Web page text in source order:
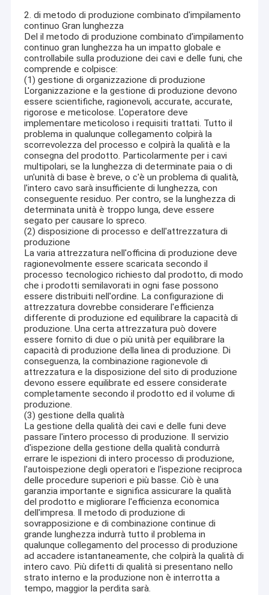
Casa
Prodotti
Circa noi
2. di metodo di produzione combinato d'impilamento
continuo Gran lunghezza
Del il metodo di produzione combinato d'impilamento
continuo gran lunghezza ha un impatto globale e
controllabile sulla produzione dei cavi e delle funi, che
comprende e colpisce:
(1) gestione di organizzazione di produzione
L'organizzazione e la gestione di produzione devono
essere scientifiche, ragionevoli, accurate, accurate,
rigorose e meticolose. L'operatore deve
implementare meticoloso i requisiti trattati. Tutto il
problema in qualunque collegamento colpirà la
scorrevolezza del processo e colpirà la qualità e la
consegna del prodotto. Particolarmente per i cavi
multipolari, se la lunghezza di determinate paia o di
un'unità di base è breve, o c'è un problema di qualità,
l'intero cavo sarà insufficiente di lunghezza, con
conseguente residuo. Per contro, se la lunghezza di
determinata unità è troppo lunga, deve essere
segato per causare lo spreco.
(2) disposizione di processo e dell'attrezzatura di
produzione
La varia attrezzatura nell'officina di produzione deve
ragionevolmente essere scaricata secondo il
processo tecnologico richiesto dal prodotto, di modo
che i prodotti semilavorati in ogni fase possono
essere distribuiti nell'ordine. La configurazione di
attrezzatura dovrebbe considerare l'efficienza
differente di produzione ed equilibrare la capacità di
produzione. Una certa attrezzatura può dovere
essere fornito di due o più unità per equilibrare la
capacità di produzione della linea di produzione. Di
conseguenza, la combinazione ragionevole di
attrezzatura e la disposizione del sito di produzione
devono essere equilibrate ed essere considerate
completamente secondo il prodotto ed il volume di
produzione.
(3) gestione della qualità
La gestione della qualità dei cavi e delle funi deve
passare l'intero processo di produzione. Il servizio
d'ispezione della gestione della qualità condurrà
errare le ispezioni di intero processo di produzione,
l'autoispezione degli operatori e l'ispezione reciproca
delle procedure superiori e più basse. Ciò è una
garanzia importante e significa assicurare la qualità
del prodotto e migliorare l'efficienza economica
dell'impresa. Il metodo di produzione di
sovrapposizione e di combinazione continue di
grande lunghezza indurrà tutto il problema in
qualunque collegamento del processo di produzione
ad accadere istantaneamente, che colpirà la qualità di
intero cavo. Più difetti di qualità si presentano nello
strato interno e la produzione non è interrotta a
tempo, maggior la perdita sarà.
Il cavo il Co., srl di Nuoxing è un'impresa moderna del cavo noi
che mettiamo a fuoco sulla R & S, sulla produzione e sulle
vendite dal 2010.
Siamo situati nella provincia di Hebei che riguarda più di 30.000
m2. Con un personale totale 210 e 30 linee di produzione.